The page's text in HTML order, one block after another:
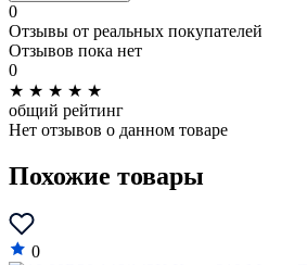
0
Отзывы от реальных покупателей
Отзывов пока нет
0
★ ★ ★ ★ ★
общий рейтинг
Нет отзывов о данном товаре
Похожие товары
0